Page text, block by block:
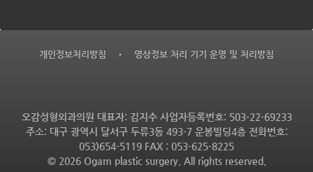
개인정보처리방침 • 영상정보 처리 기기 운영 및 처리방침
오감성형외과의원 대표자: 김지수 사업자등록번호: 503-22-69233
주소: 대구 광역시 달서구 두류3동 493-7 운봉빌딩4층 전화번호:
053)654-5119 FAX : 053-625-8225
© 2026 Ogam plastic surgery. All rights reserved.